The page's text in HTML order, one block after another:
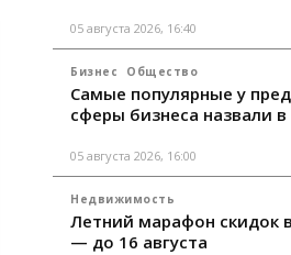
05 августа 2026, 16:40
Бизнес Общество
Самые популярные у
сферы бизнеса назвали
05 августа 2026, 16:00
Недвижимость
Летний марафон скидок
— до 16 августа